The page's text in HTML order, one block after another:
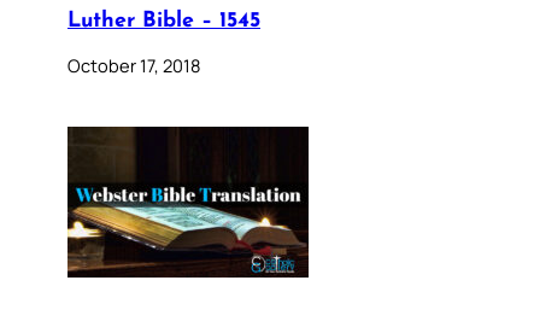
Luther Bible – 1545
October 17, 2018